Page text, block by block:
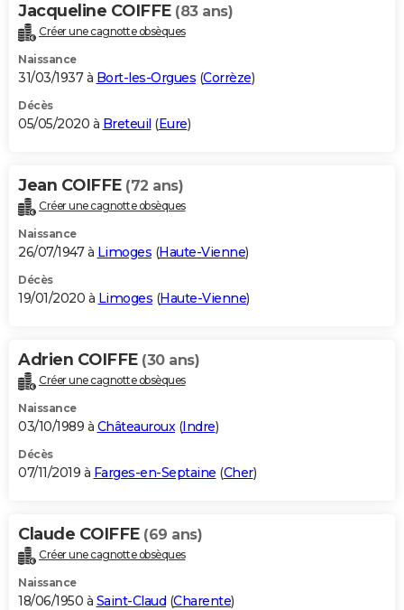
Jacqueline COIFFE (83 ans)
Créer une cagnotte obsèques
Naissance
31/03/1937 à Bort-les-Orgues (Corrèze)
Décès
05/05/2020 à Breteuil (Eure)
Jean COIFFE (72 ans)
Créer une cagnotte obsèques
Naissance
26/07/1947 à Limoges (Haute-Vienne)
Décès
19/01/2020 à Limoges (Haute-Vienne)
Adrien COIFFE (30 ans)
Créer une cagnotte obsèques
Naissance
03/10/1989 à Châteauroux(Indre)
Décès
07/11/2019 à Farges-en-Septaine (Cher)
Claude COIFFE (69 ans)
Créer une cagnotte obsèques
Naissance
18/06/1950 à Saint-Claud (Charente)